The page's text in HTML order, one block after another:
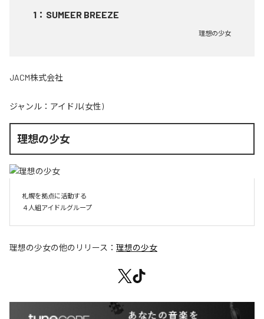
1 ： SUMEER BREEZE
理想の少女
JACM株式会社
ジャンル： アイドル(女性)
理想の少女
札幌を拠点に活動する
４人組アイドルグループ
理想の少女の他のリリース： 理想の少女